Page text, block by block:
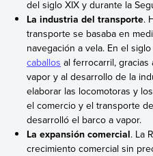
del siglo XIX y durante la
La industria del transporte.
transporte se basaba en
navegación a vela. En el
caballos al ferrocarril,
vapor y al desarrollo de la
elaborar las locomotoras y
el comercio y el transporte
desarrolló el barco a vapor.
La expansión comercial. La
crecimiento comercial sin